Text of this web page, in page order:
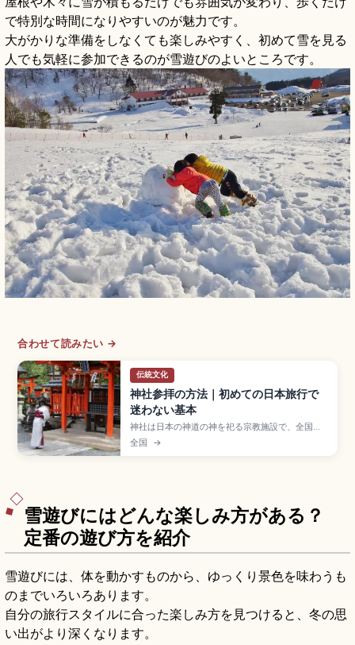
で特別な時間になりやすいのが魅力です。
大がかりな準備をしなくても楽しみやすく、初めて雪を見る
人でも気軽に参加できるのが雪遊びのよいところです。
合わせて読みたい →
伝統文化
神社参拝の方法｜初めての日本旅行で
迷わない基本
神社は日本の神道の神を祀る宗教施設で、全国に
約8万社あるとされる。参拝の基本は「鳥居をくぐ
る→手水舎で清める→拝殿で参拝」の3ステップ。
全国 →
雪遊びにはどんな楽しみ方がある？
定番の遊び方を紹介
雪遊びには、体を動かすものから、ゆっくり景色を味わうも
のまでいろいろあります。
自分の旅行スタイルに合った楽しみ方を見つけると、冬の思
い出がより深くなります。